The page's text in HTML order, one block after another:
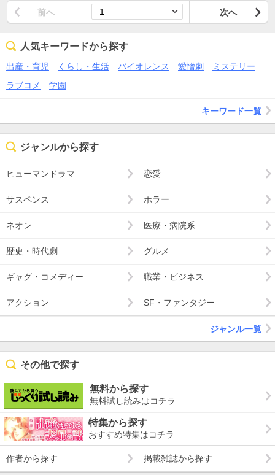
前へ 次へ
人気キーワードから探す
出産・育児 くらし・生活 バイオレンス 愛憎劇
ミステリー
ラブコメ
学園
キーワード一覧
ジャンルから探す
ヒューマンドラマ 恋愛
サスペンス ホラー
ネオン 医療・病院系
歴史・時代劇 グルメ
ギャグ・コメディー 職業・ビジネス
アクション SF・ファンタジー
ジャンル一覧
その他で探す
無料から探す
無料試し読みはコチラ
特集から探す
おすすめ特集はコチラ
作者から探す 掲載雑誌から探す